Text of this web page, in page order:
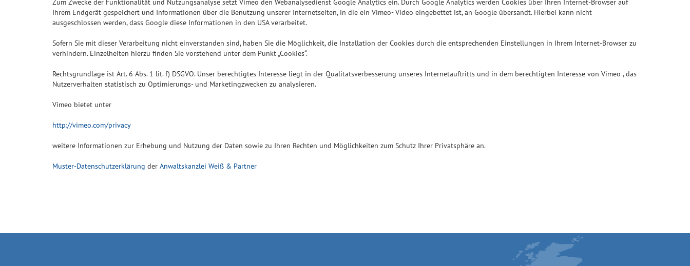
Zum Zwecke der Funktionalität und Nutzungsanalyse setzt Vimeo den Webanalysedienst Google Analytics ein. Durch Google Analytics werden Cookies über Ihren Internet-Browser auf
Ihrem Endgerät gespeichert und Informationen über die Benutzung unserer Internetseiten, in die ein Vimeo- Video eingebettet ist, an Google übersandt. Hierbei kann nicht
ausgeschlossen werden, dass Google diese Informationen in den USA verarbeitet.
Sofern Sie mit dieser Verarbeitung nicht einverstanden sind, haben Sie die Möglichkeit, die Installation der Cookies durch die entsprechenden Einstellungen in Ihrem Internet-Browser zu
verhindern. Einzelheiten hierzu finden Sie vorstehend unter dem Punkt „Cookies“.
Rechtsgrundlage ist Art. 6 Abs. 1 lit. f) DSGVO. Unser berechtigtes Interesse liegt in der Qualitätsverbesserung unseres Internetauftritts und in dem berechtigten Interesse von Vimeo , das
Nutzerverhalten statistisch zu Optimierungs- und Marketingzwecken zu analysieren.
Vimeo bietet unter
http://vimeo.com/privacy
weitere Informationen zur Erhebung und Nutzung der Daten sowie zu Ihren Rechten und Möglichkeiten zum Schutz Ihrer Privatsphäre an.
Muster-Datenschutzerklärung der Anwaltskanzlei Weiß & Partner